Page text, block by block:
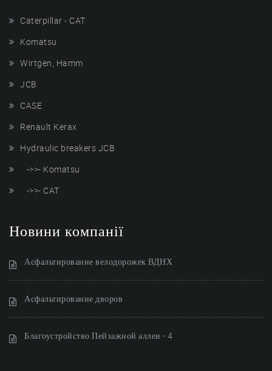
Caterpillar ‧ CAT
Komatsu
Wirtgen, Hamm
JCB
CASE
Renault Kerax
Hydraulic breakers JCB
->>- Komatsu
->>- CAT
Новини компанії
Асфальтирование велодорожек ВДНХ
Асфальтирование дворов
Благоустройство Пейзажной аллеи - 4